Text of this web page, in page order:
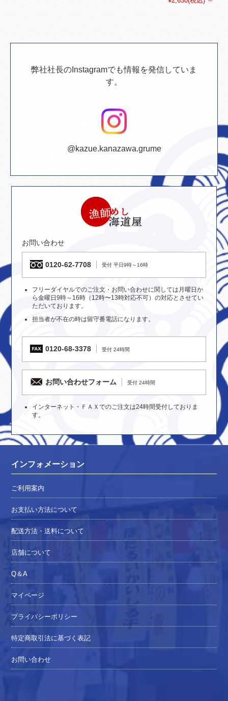
弊社社長のInstagramでも情報を発信していま
す。
@kazue.kanazawa.grume
お問い合わせ
0120-62-7708 受付 平日9時～16時
フリーダイヤルでのご注文・お問い合わせに関しては月曜日か
ら金曜日9時～16時（12時〜13時対応不可）の対応とさせてい
ただいております。
担当者が不在の時は留守番電話になります。
0120-68-3378 受付 24時間
お問い合わせフォーム 受付 24時間
インターネット・ＦＡＸでのご注文は24時間受付しておりま
す。
インフォメーション
ご利用案内
お支払い方法について
配送方法・送料について
店舗について
Q＆A
マイページ
プライバシーポリシー
特定商取引法に基づく表記
お問い合わせ